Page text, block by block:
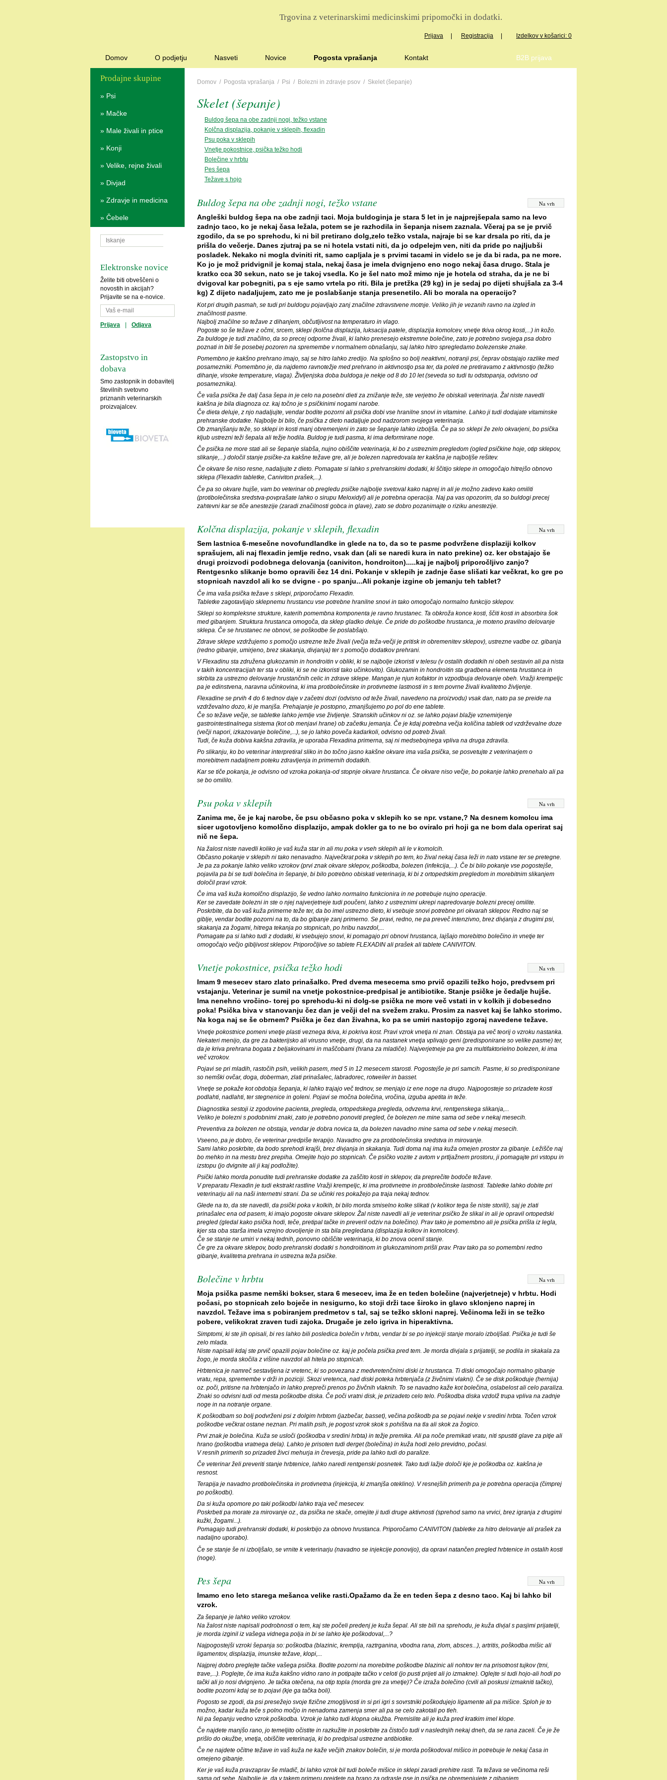
Trgovina z veterinarskimi medicinskimi pripomočki in dodatki.
Prijava Registracija Izdelkov v košarici: 0
Domov O podjetju Nasveti Novice Pogosta vprašanja Kontakt B2B prijava
Prodajne skupine
» Psi
» Mačke
» Male živali in ptice
» Konji
» Velike, rejne živali
» Divjad
» Zdravje in medicina
» Čebele
Elektronske novice
Želite biti obveščeni o
novostih in akcijah?
Prijavite se na e-novice.
Prijava Odjava
Zastopstvo in
dobava
Smo zastopnik in dobavitelj
številnih svetovno
priznanih veterinarskih
proizvajalcev.
Domov / Pogosta vprašanja / Psi / Bolezni in zdravje psov / Skelet (šepanje)
Skelet (šepanje)
Buldog šepa na obe zadnji nogi, težko vstane
Kolčna displazija, pokanje v sklepih, flexadin
Psu poka v sklepih
Vnetje pokostnice, psička težko hodi
Bolečine v hrbtu
Pes šepa
Težave s hojo
Buldog šepa na obe zadnji nogi, težko vstane Na vrh
Angleški buldog šepa na obe zadnji taci. Moja buldoginja je stara 5 let in je najprejšepala samo na levo
zadnjo taco, ko je nekaj časa ležala, potem se je razhodila in šepanja nisem zaznala. Včeraj pa se je prvič
zgodilo, da se po sprehodu, ki ni bil pretirano dolg,zelo težko vstala, najraje bi se kar drsala po riti, da je
prišla do večerje. Danes zjutraj pa se ni hotela vstati niti, da jo odpelejm ven, niti da pride po najljubši
posladek. Nekako ni mogla dviniti rit, samo capljala je s prvimi tacami in videlo se je da bi rada, pa ne more.
Ko jo je mož pridvignil je komaj stala, nekaj časa je imela dvignjeno eno nogo nekaj časa drugo. Stala je
kratko cca 30 sekun, nato se je takoj vsedla. Ko je šel nato mož mimo nje je hotela od straha, da je ne bi
dvigoval kar pobegniti, pa s eje samo vrtela po riti. Bila je pretžka (29 kg) in je sedaj po dijeti shujšala za 3-4
kg) Z dijeto nadaljujem, zato me je poslabšanje stanja presenetilo. Ali bo morala na operacijo?
Kot pri drugih pasmah, se tudi pri buldogu pojavljajo zanj značilne zdravstvene motnje. Veliko jih je vezanih ravno na izgled in
značilnosti pasme.
Najbolj značilne so težave z dihanjem, občutljivost na temperaturo in vlago.
Pogoste so še težave z očmi, srcem, sklepi (kolčna displazija, luksacija patele, displazija komolcev, vnetje tkiva okrog kosti,...) in kožo.
Za buldoge je tudi značilno, da so precej odporne živali, ki lahko prenesejo ekstremne bolečine, zato je potrebno svojega psa dobro
poznati in biti še posebej pozoren na spremembe v normalnem obnašanju, saj lahko hitro spregledamo bolezenske znake.
Pomembno je kakšno prehrano imajo, saj se hitro lahko zredijo. Na splošno so bolj neaktivni, notranji psi, čeprav obstajajo razlike med
posamezniki. Pomembno je, da najdemo ravnotežje med prehrano in aktivnostjo psa ter, da poleti ne pretiravamo z aktivnostjo (težko
dihanje, visoke temperature, vlaga). Življenjska doba buldoga je nekje od 8 do 10 let (seveda so tudi tu odstopanja, odvisno od
posameznika).
Če vaša psička že dalj časa šepa in je celo na posebni dieti za znižanje teže, ste verjetno že obiskali veterinarja. Žal niste navedli
kakšna je bila diagnoza oz. kaj točno je s psičkinimi nogami narobe.
Če dieta deluje, z njo nadaljujte, vendar bodite pozorni ali psička dobi vse hranilne snovi in vitamine. Lahko ji tudi dodajate vitaminske
prehranske dodatke. Najbolje bi bilo, če psička z dieto nadaljuje pod nadzorom svojega veterinarja.
Ob zmanjšanju teže, so sklepi in kosti manj obremenjeni in zato se šepanje lahko izboljša. Če pa so sklepi že zelo okvarjeni, bo psička
kljub ustrezni teži šepala ali težje hodila. Buldog je tudi pasma, ki ima deformirane noge.
Če psička ne more stati ali se šepanje slabša, nujno obiščite veterinarja, ki bo z ustreznim pregledom (ogled psičkine hoje, otip sklepov,
slikanje,...) določil stanje psičke-za kakšne težave gre, ali je bolezen napredovala ter kakšna je najboljše rešitev.
Če okvare še niso resne, nadaljujte z dieto. Pomagate si lahko s prehranskimi dodatki, ki ščitijo sklepe in omogočajo hitrejšo obnovo
sklepa (Flexadin tabletke, Caniviton prašek,...).
Če pa so okvare hujše, vam bo veterinar ob pregledu psičke najbolje svetoval kako naprej in ali je možno zadevo kako omiliti
(protibolečinska sredstva-povprašate lahko o sirupu Meloxidyl) ali je potrebna operacija. Naj pa vas opozorim, da so buldogi precej
zahtevni kar se tiče anestezije (zaradi značilnosti gobca in glave), zato se dobro pozanimajte o riziku anestezije.
Kolčna displazija, pokanje v sklepih, flexadin Na vrh
Sem lastnica 6-mesečne novofundlandke in glede na to, da so te pasme podvržene displaziji kolkov
sprašujem, ali naj flexadin jemlje redno, vsak dan (ali se naredi kura in nato prekine) oz. ker obstajajo še
drugi proizvodi podobnega delovanja (caniviton, hondroiton).....kaj je najbolj priporočljivo zanjo?
Rentgesnko slikanje bomo opravili čez 14 dni. Pokanje v sklepih je zadnje čase slišati kar večkrat, ko gre po
stopnicah navzdol ali ko se dvigne - po spanju...Ali pokanje izgine ob jemanju teh tablet?
Če ima vaša psička težave s sklepi, priporočamo Flexadin.
Tabletke zagotavljajo sklepnemu hrustancu vse potrebne hranilne snovi in tako omogočajo normalno funkcijo sklepov.
Sklepi so kompleksne strukture, katerih pomembna komponenta je ravno hrustanec. Ta obkroža konce kosti, ščiti kosti in absorbira šok
med gibanjem. Struktura hrustanca omogoča, da sklep gladko deluje. Če pride do poškodbe hrustanca, je moteno pravilno delovanje
sklepa. Če se hrustanec ne obnovi, se poškodbe še poslabšajo.
Zdrave sklepe vzdržujemo s pomočjo ustrezne teže živali (večja teža-večji je pritisk in obremenitev sklepov), ustrezne vadbe oz. gibanja
(redno gibanje, umirjeno, brez skakanja, divjanja) ter s pomočjo dodatkov prehrani.
V Flexadinu sta združena glukozamin in hondroitin v obliki, ki se najbolje izkoristi v telesu (v ostalih dodatkih ni obeh sestavin ali pa nista
v takih koncentracijah ter sta v obliki, ki se ne izkoristi tako učinkovito). Glukozamin in hondroitin sta gradbena elementa hrustanca in
skrbita za ustrezno delovanje hrustančnih celic in zdrave sklepe. Mangan je njun kofaktor in vzpodbuja delovanje obeh. Vražji krempeljc
pa je edinstvena, naravna učinkovina, ki ima protibolečinske in protivnetne lastnosti in s tem povrne živali kvalitetno življenje.
Flexadine se prvih 4 do 6 tednov daje v začetni dozi (odvisno od teže živali, navedeno na proizvodu) vsak dan, nato pa se preide na
vzdrževalno dozo, ki je manjša. Prehajanje je postopno, zmanjšujemo po pol do ene tablete.
Če so težave večje, se tabletke lahko jemlje vse življenje. Stranskih učinkov ni oz. se lahko pojavi blažje vznemirjenje
gastrointestinalnega sistema (kot ob menjavi hrane) ob začetku jemanja. Če je kdaj potrebna večja količina tabletk od vzdrževalne doze
(večji napori, izkazovanje bolečine,...), se jo lahko poveča kadarkoli, odvisno od potreb živali.
Tudi, če kuža dobiva kakšna zdravila, je uporaba Flexadina primerna, saj ni medsebojnega vpliva na druga zdravila.
Po slikanju, ko bo veterinar interpretiral sliko in bo točno jasno kakšne okvare ima vaša psička, se posvetujte z veterinarjem o
morebitnem nadaljnem poteku zdravljenja in primernih dodatkih.
Kar se tiče pokanja, je odvisno od vzroka pokanja-od stopnje okvare hrustanca. Če okvare niso večje, bo pokanje lahko prenehalo ali pa
se bo omililo.
Psu poka v sklepih Na vrh
Zanima me, če je kaj narobe, če psu občasno poka v sklepih ko se npr. vstane,? Na desnem komolcu ima
sicer ugotovljeno komolčno displazijo, ampak dokler ga to ne bo oviralo pri hoji ga ne bom dala operirat saj
nič ne šepa.
Na žalost niste navedli koliko je vaš kuža star in ali mu poka v vseh sklepih ali le v komolcih.
Občasno pokanje v sklepih ni tako nenavadno. Največkrat poka v sklepih po tem, ko žival nekaj časa leži in nato vstane ter se pretegne.
Je pa za pokanje lahko veliko vzrokov (prvi znak okvare sklepov, poškodba, bolezen (infekcija,...). Če bi bilo pokanje vse pogostejše,
pojavila pa bi se tudi bolečina in šepanje, bi bilo potrebno obiskati veterinarja, ki bi z ortopedskim pregledom in morebitnim slikanjem
določil pravi vzrok.
Če ima vaš kuža komolčno displazijo, še vedno lahko normalno funkcionira in ne potrebuje nujno operacije.
Ker se zavedate bolezni in ste o njej najverjetneje tudi poučeni, lahko z ustreznimi ukrepi napredovanje bolezni precej omilite.
Poskrbite, da bo vaš kuža primerne teže ter, da bo imel ustrezno dieto, ki vsebuje snovi potrebne pri okvarah sklepov. Redno naj se
giblje, vendar bodite pozorni na to, da bo gibanje zanj primerno. Se pravi, redno, ne pa preveč intenzivno, brez divjanja z drugimi psi,
skakanja za žogami, hitrega tekanja po stopnicah, po hribu navzdol,...
Pomagate pa si lahko tudi z dodatki, ki vsebujejo snovi, ki pomagajo pri obnovi hrustanca, lajšajo morebitno bolečino in vnetje ter
omogočajo večjo gibljivost sklepov. Priporočljive so tablete FLEXADIN ali prašek ali tablete CANIVITON.
Vnetje pokostnice, psička težko hodi Na vrh
Imam 9 mesecev staro zlato prinašalko. Pred dvema mesecema smo prvič opazili težko hojo, predvsem pri
vstajanju. Veterinar je sumil na vnetje pokostnice-predpisal je antibiotike. Stanje psičke je čedalje hujše.
Ima nenehno vročino- torej po sprehodu-ki ni dolg-se psička ne more več vstati in v kolkih ji dobesedno
poka! Psička biva v stanovanju čez dan je večji del na svežem zraku. Prosim za nasvet kaj še lahko storimo.
Na koga naj se še obrnem? Psička je čez dan živahna, ko pa se umiri nastopijo zgoraj navedene težave.
Vnetje pokostnice pomeni vnetje plasti veznega tkiva, ki pokriva kost. Pravi vzrok vnetja ni znan. Obstaja pa več teorij o vzroku nastanka.
Nekateri menijo, da gre za bakterijsko ali virusno vnetje, drugi, da na nastanek vnetja vplivajo geni (predisponirane so velike pasme) ter,
da je kriva prehrana bogata z beljakovinami in maščobami (hrana za mladiče). Najverjetneje pa gre za multifaktorielno bolezen, ki ima
več vzrokov.
Pojavi se pri mladih, rastočih psih, velikih pasem, med 5 in 12 mesecem starosti. Pogostejše je pri samcih. Pasme, ki so predisponirane
so nemški ovčar, doga, doberman, zlati prinašalec, labradorec, rotweiler in basset.
Vnetje se pokaže kot obdobja šepanja, ki lahko trajajo več tednov, se menjajo iz ene noge na drugo. Najpogosteje so prizadete kosti
podlahti, nadlahti, ter stegnenice in goleni. Pojavi se močna bolečina, vročina, izguba apetita in teže.
Diagnostika sestoji iz zgodovine pacienta, pregleda, ortopedskega pregleda, odvzema krvi, rentgenskega slikanja,...
Veliko je bolezni s podobnimi znaki, zato je potrebno ponoviti pregled, če bolezen ne mine sama od sebe v nekaj mesecih.
Preventiva za bolezen ne obstaja, vendar je dobra novica ta, da bolezen navadno mine sama od sebe v nekaj mesecih.
Vseeno, pa je dobro, če veterinar predpiše terapijo. Navadno gre za protibolečinska sredstva in mirovanje.
Sami lahko poskrbite, da bodo sprehodi krajši, brez divjanja in skakanja. Tudi doma naj ima kuža omejen prostor za gibanje. Ležišče naj
bo mehko in na mestu brez prepiha. Omejite hojo po stopnicah. Če psičko vozite z avtom v prtljažnem prostoru, ji pomagajte pri vstopu in
izstopu (jo dvignite ali ji kaj podložite).
Psički lahko morda ponudite tudi prehranske dodatke za zaščito kosti in sklepov, da preprečite bodoče težave.
V preparatu Flexadin je tudi ekstrakt rastline Vražji krempeljc, ki ima protivnetne in protibolečinske lastnosti. Tabletke lahko dobite pri
veterinarju ali na naši internetni strani. Da se učinki res pokažejo pa traja nekaj tednov.
Glede na to, da ste navedli, da psički poka v kolkih, bi bilo morda smiselno kolke slikati (v kolikor tega še niste storili), saj je zlati
prinašalec ena od pasem, ki imajo pogoste okvare sklepov. Žal niste navedli ali je veterinar psičko že slikal in ali je opravil ortopedski
pregled (gledal kako psička hodi, teče, pretipal tačke in preveril odziv na bolečino). Prav tako je pomembno ali je psička prišla iz legla,
kjer sta oba starša imela vzrejno dovoljenje in sta bila pregledana (displazija kolkov in komolcev).
Če se stanje ne umiri v nekaj tednih, ponovno obiščite veterinarja, ki bo znova ocenil stanje.
Če gre za okvare sklepov, bodo prehranski dodatki s hondroitinom in glukozaminom prišli prav. Prav tako pa so pomembni redno
gibanje, kvalitetna prehrana in ustrezna teža psičke.
Bolečine v hrbtu Na vrh
Moja psička pasme nemški bokser, stara 6 mesecev, ima že en teden bolečine (najverjetneje) v hrbtu. Hodi
počasi, po stopnicah zelo boječe in nesigurno, ko stoji drži tace široko in glavo sklonjeno naprej in
navzdol. Težave ima s pobiranjem predmetov s tal, saj se težko skloni naprej. Večinoma leži in se težko
pobere, velikokrat zraven tudi zajoka. Drugače je zelo igriva in hiperaktivna.
Simptomi, ki ste jih opisali, bi res lahko bili posledica bolečin v hrbtu, vendar bi se po injekciji stanje moralo izboljšati. Psička je tudi še
zelo mlada.
Niste napisali kdaj ste prvič opazili pojav bolečine oz. kaj je počela psička pred tem. Je morda divjala s prijatelji, se podila in skakala za
žogo, je morda skočila z višine navzdol ali hitela po stopnicah.
Hrbtenica je namreč sestavljena iz vretenc, ki so povezana z medvretenčnimi diski iz hrustanca. Ti diski omogočajo normalno gibanje
vratu, repa, spremembe v drži in poziciji. Skozi vretenca, nad diski poteka hrbtenjača (z živčnimi vlakni). Če se disk poškoduje (hernija)
oz. poči, pritisne na hrbtenjačo in lahko prepreči prenos po živčnih vlaknih. To se navadno kaže kot bolečina, oslabelost ali celo paraliza.
Znaki so odvisni tudi od mesta poškodbe diska. Če poči vratni disk, je prizadeto celo telo. Poškodba diska vzdolž trupa vpliva na zadnje
noge in na notranje organe.
K poškodbam so bolj podvrženi psi z dolgim hrbtom (jazbečar, basset), večina poškodb pa se pojavi nekje v sredini hrbta. Točen vzrok
poškodbe večkrat ostane neznan. Pri malih psih, je pogost vzrok skok s pohištva na tla ali skok za žogico.
Prvi znak je bolečina. Kuža se usloči (poškodba v sredini hrbta) in težje premika. Ali pa noče premikati vratu, niti spustiti glave za pitje ali
hrano (poškodba vratnega dela). Lahko je prisoten tudi derget (bolečina) in kuža hodi zelo previdno, počasi.
V resnih primerih so prizadeti živci mehurja in črevesja, pride pa lahko tudi do paralize.
Če veterinar želi preveriti stanje hrbtenice, lahko naredi rentgenski posnetek. Tako tudi lažje določi kje je poškodba oz. kakšna je
resnost.
Terapija je navadno protibolečinska in protivnetna (injekcija, ki zmanjša oteklino). V resnejših primerih pa je potrebna operacija (čimprej
po poškodbi).
Da si kuža opomore po taki poškodbi lahko traja več mesecev.
Poskrbeti pa morate za mirovanje oz., da psička ne skače, omejite ji tudi druge aktivnosti (sprehod samo na vrvici, brez igranja z drugimi
kužki, žogami...).
Pomagajo tudi prehranski dodatki, ki poskrbijo za obnovo hrustanca. Priporočamo CANIVITON (tabletke za hitro delovanje ali prašek za
nadaljno uporabo).
Če se stanje še ni izboljšalo, se vrnite k veterinarju (navadno se injekcije ponovijo), da opravi natančen pregled hrbtenice in ostalih kosti
(noge).
Pes šepa Na vrh
Imamo eno leto starega mešanca velike rasti.Opažamo da že en teden šepa z desno taco. Kaj bi lahko bil
vzrok.
Za šepanje je lahko veliko vzrokov.
Na žalost niste napisali podrobnosti o tem, kaj ste počeli predenj je kuža šepal. Ali ste bili na sprehodu, je kuža divjal s pasjimi prijatelji,
je morda izginil iz vašega vidnega polja in bi se lahko kje poškodoval,...?
Najpogostejši vzroki šepanja so: poškodba (blazinic, kremplja, raztrganina, vbodna rana, zlom, absces...), artritis, poškodba mišic ali
ligamentov, displazija, imunske težave, klopi,...
Najprej dobro preglejte tačke vašega psička. Bodite pozorni na morebitne poškodbe blazinic ali nohtov ter na prisotnost tujkov (trni,
trave,...). Poglejte, če ima kuža kakšno vidno rano in potipajte tačko v celoti (jo pusti prijeti ali jo izmakne). Oglejte si tudi hojo-ali hodi po
tački ali jo nosi dvignjeno. Je tačka otečena, na otip topla (morda gre za vnetje)? Če izraža bolečino (cvili ali poskusi izmakniti tačko),
bodite pozorni kdaj se to pojavi (kje ga tačka boli).
Pogosto se zgodi, da psi presežejo svoje fizične zmogljivosti in si pri igri s sovrstniki poškodujejo ligamente ali pa mišice. Sploh je to
možno, kadar kuža teče s polno močjo in nenadoma zamenja smer ali pa se celo zakotali po tleh.
Ni pa šepanju vedno vzrok poškodba. Vzrok je lahko tudi klopna okužba. Premislite ali je kuža pred kratkim imel klope.
Če najdete manjšo rano, jo temeljito očistite in razkužite in poskrbite za čistočo tudi v naslednjih nekaj dneh, da se rana zaceli. Če je že
prišlo do okužbe, vnetja, obiščite veterinarja, ki bo predpisal ustrezne antibiotike.
Če ne najdete očitne težave in vaš kuža ne kaže večjih znakov bolečin, si je morda poškodoval mišico in potrebuje le nekaj časa in
omejeno gibanje.
Ker je vaš kuža pravzaprav še mladič, bi lahko vzrok bil tudi boleče mišice in sklepi zaradi prehitre rasti. Ta težava se večinoma reši
sama od sebe. Najbolje je, da v takem primeru preidete na hrano za odrasle pse in psička ne obremenjujete z gibanjem.